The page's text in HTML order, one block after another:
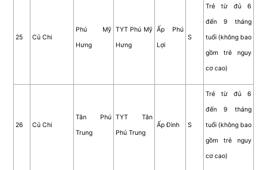
25 Củ Chi
Phú Mỹ
Hưng
TYT Phú Mỹ
Hưng
Ấp Phú
Lợi
S
Trẻ từ đủ 6
đến 9 tháng
tuổi (không bao
gồm trẻ nguy
cơ cao)
26 Củ Chi
Tân Phú
Trung
TYT Tân
Phú Trung
Ấp Đình S
Trẻ từ đủ 6
đến 9 tháng
tuổi (không bao
gồm trẻ nguy
cơ cao)